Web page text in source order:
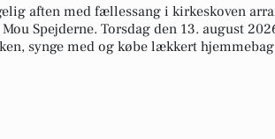
aften med fællessang i kirkeskoven
Spejderne. Torsdag den 13. august
synge med og købe lækkert